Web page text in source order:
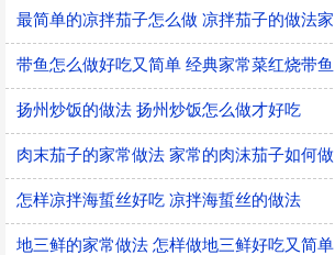
扬州炒饭的做法 扬州炒饭怎么做才好吃
肉末茄子的家常做法 家常的肉沫茄子如何做
怎样凉拌海蜇丝好吃 凉拌海蜇丝的做法
地三鲜的家常做法 怎样做地三鲜好吃又简单